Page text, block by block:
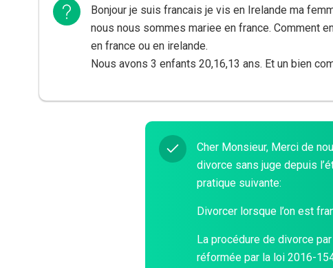
Bonjour je suis francais je vis en Irelande ma
nous nous sommes mariee en france. Comment
en france ou en irelande.
Nous avons 3 enfants 20,16,13 ans. Et un bien
Cher Monsieur, Merci de
divorce sans juge depuis
pratique suivante:
Divorcer lorsque l’on est
La procédure de divorce
réformée par la loi 2016-